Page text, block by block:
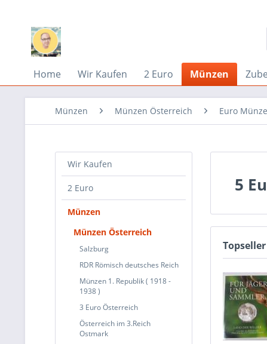
Home Wir Kaufen 2 Euro Münzen
Münzen Münzen Österreich Euro
Wir Kaufen
2 Euro
Münzen
Münzen Österreich
Salzburg
RDR Römisch deutsches Reich
Münzen 1. Republik ( 1918 -
1938 )
3 Euro Österreich
Österreich im 3.Reich
Ostmark
5
Topseller